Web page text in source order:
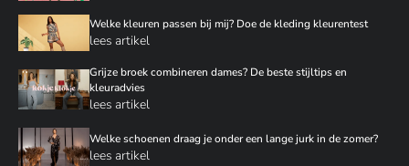
Welke kleuren passen bij mij? Doe de kleding kleurentest
lees artikel
Grijze broek combineren dames? De beste stijltips en
kleuradvies
lees artikel
Welke schoenen draag je onder een lange jurk in de zomer?
lees artikel